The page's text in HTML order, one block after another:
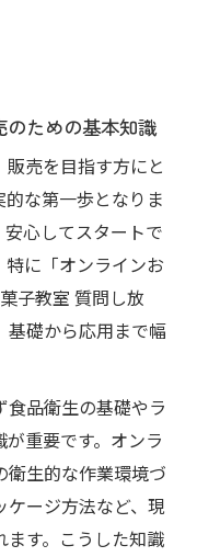
ための基本知識
売を目指す方にと
な第一歩となりま
心してスタートで
に「オンラインお
子教室 質問し放
基礎から応用まで幅
品衛生の基礎やラ
重要です。オンラ
生的な作業環境づ
ージ方法など、現
す。こうした知識